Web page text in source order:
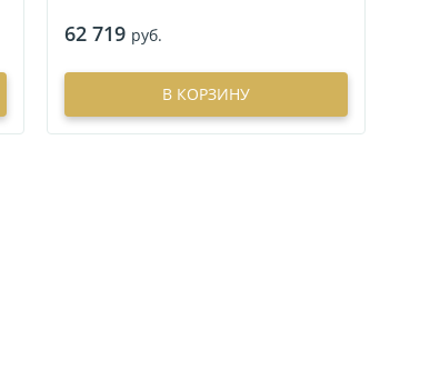
62 719 руб.
В КОРЗИНУ